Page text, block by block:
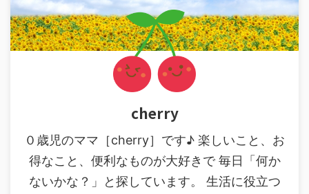
cherry
０歳児のママ［cherry］です♪ 楽しいこと、お
得なこと、便利なものが大好きで 毎日「何か
ないかな？」と探しています。 生活に役立つ